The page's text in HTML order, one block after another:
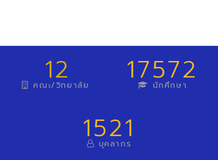
12
คณะ/วิทยาลัย 17572
นักศึกษา
1521
บุคลากร